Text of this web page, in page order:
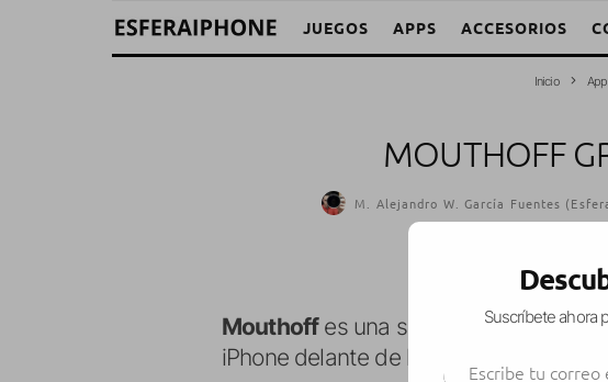
JUEGOS APPS ACCESORIOS
Inicio
MOUTHOFF
M. Alejandro W. García Fuentes
Mouthoffes una simpática
iPhone delante de la nuestra y ver
Suscríbete ahora